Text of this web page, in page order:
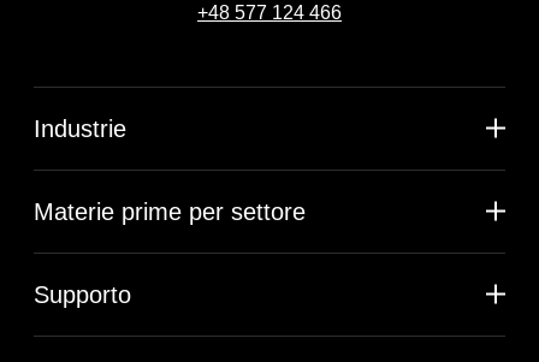
+48 577 124 466
Industrie
Materie prime per settore
Supporto